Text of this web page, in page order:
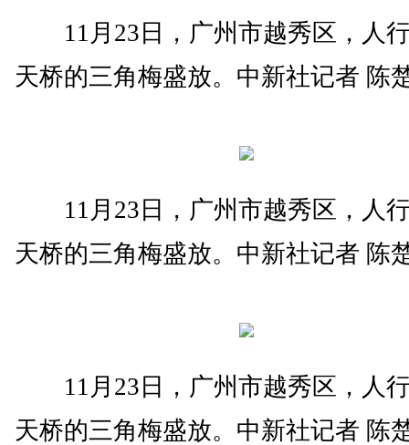
11月23日，广州市越秀区，人
天桥的三角梅盛放。中新社记者 陈
11月23日，广州市越秀区，人
天桥的三角梅盛放。中新社记者 陈
11月23日，广州市越秀区，人
天桥的三角梅盛放。中新社记者 陈